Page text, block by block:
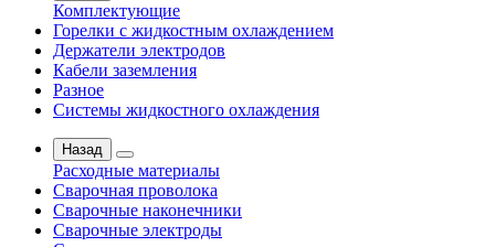
Комплектующие
Горелки с жидкостным охлаждением
Держатели электродов
Кабели заземления
Разное
Системы жидкостного охлаждения
Назад
Расходные материалы
Сварочная проволока
Сварочные наконечники
Сварочные электроды